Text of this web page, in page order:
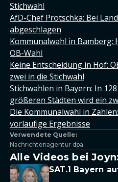
Stichwahl
AfD-Chef Protschka: Bei
abgeschlagen
Kommunalwahl in Bamberg:
OB-Wahl
Keine Entscheidung in Hof:
zwei in die Stichwahl
Stichwahlen in Bayern: In
größeren Städten wird ein
Die Kommunalwahl in
vorläufige Ergebnisse
Verwendete Quelle:
Nachrichtenagentur dpa
Alle Videos bei
SAT.1 Bayern